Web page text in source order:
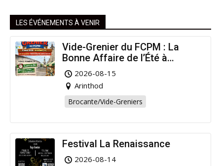
LES ÉVÉNEMENTS À VENIR
Vide-Grenier du FCPM : La
Bonne Affaire de l’Été à
Arinthod !
2026-08-15
Arinthod
Brocante/Vide-Greniers
Festival La Renaissance
2026-08-14